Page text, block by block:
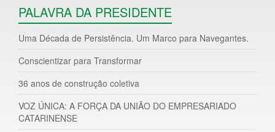
PALAVRA DA PRESIDENTE
Uma Década de Persistência. Um Marco para Navegantes.
Conscientizar para Transformar
36 anos de construção coletiva
VOZ ÚNICA: A FORÇA DA UNIÃO DO EMPRESARIADO
CATARINENSE